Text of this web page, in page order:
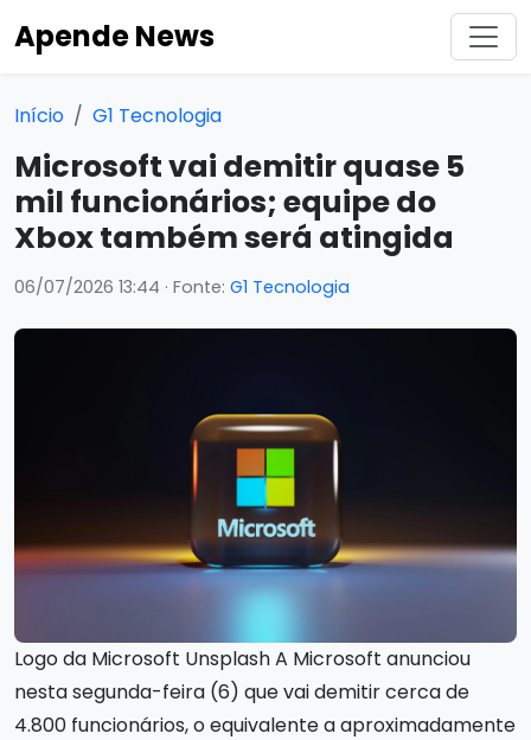
Apende News
Início G1 Tecnologia
Microsoft vai demitir quase 5
mil funcionários; equipe do
Xbox também será atingida
06/07/2026 13:44 · Fonte: G1 Tecnologia
Logo da Microsoft Unsplash A Microsoft anunciou
nesta segunda-feira (6) que vai demitir cerca de
4.800 funcionários, o equivalente a aproximadamente